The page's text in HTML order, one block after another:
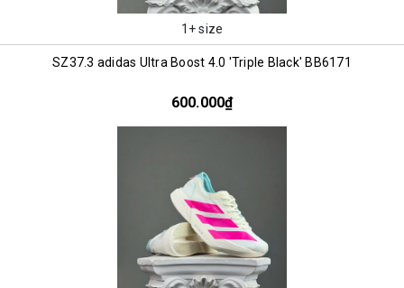
1+ size
SZ37.3 adidas Ultra Boost 4.0 'Triple Black' BB6171
600.000₫